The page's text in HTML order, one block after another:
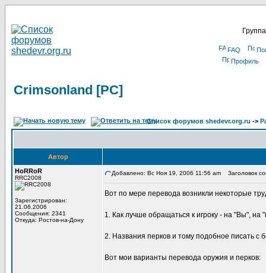
FAQ
Профиль
Crimsonland [PC]
Список форумов shedevr.org.ru ->
Автор
HoRRoR
RRC2008
Зарегистрирован:
21.06.2006
Сообщения: 2341
Откуда: Ростов-на-Дону
Добавлено: Вс Ноя 19, 2006 11:56 am Заголовок
Вот по мере перевода возникли некоторые
1. Как лучше обращаться к игроку - на "Вы", на
2. Названия перков и тому подобное писать с
Вот мои варианты перевода оружия и перков: